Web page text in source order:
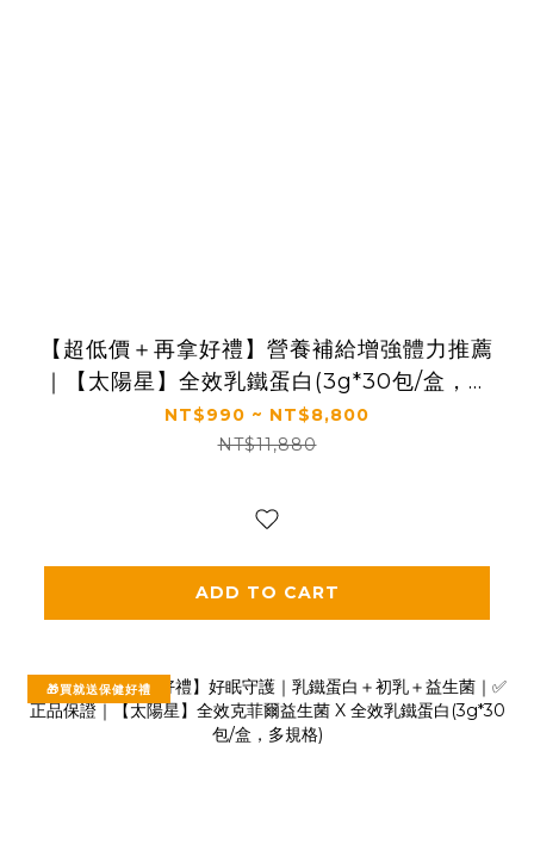
【超低價＋再拿好禮】營養補給增強體力推薦
｜【太陽星】全效乳鐵蛋白(3g*30包/盒，多
規格)
NT$990 ~ NT$8,800
NT$11,880
ADD TO CART
🎁買就送保健好禮